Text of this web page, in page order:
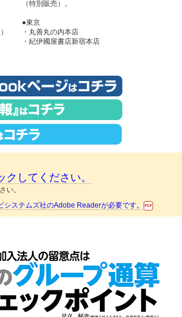
（特別販売）。
●東京
・丸善丸の内本店
・紀伊國屋書店新宿本店
クしてください。
い。
ステムズ社のAdobe Readerが必要です。